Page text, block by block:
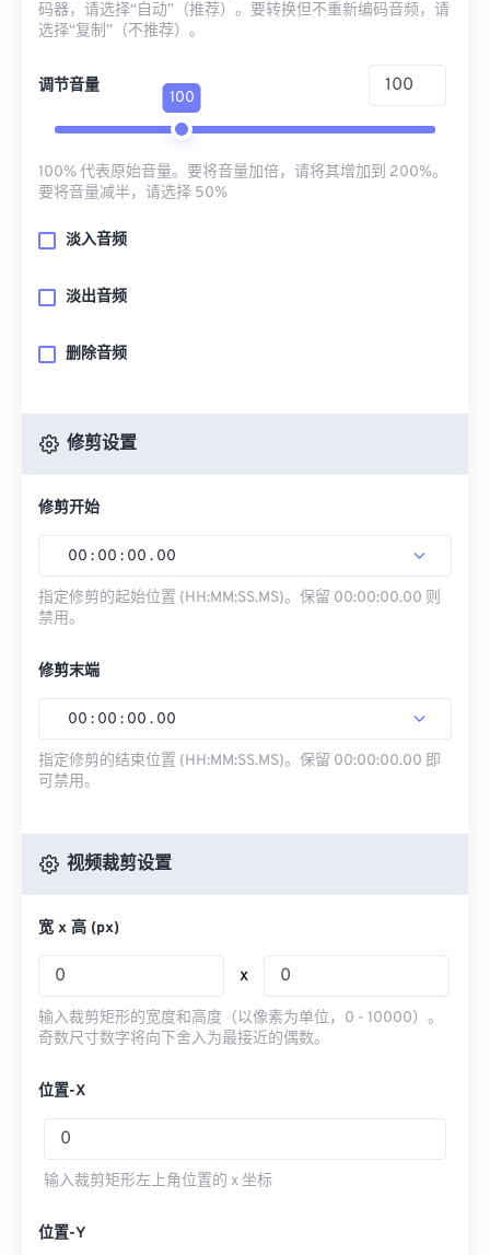
码器，请选择“自动”（推荐）。要转换但不重新编码音频，请
选择“复制”（不推荐）。
调节音量
100
100% 代表原始音量。要将音量加倍，请将其增加到 200%。
要将音量减半，请选择 50%
淡入音频
淡出音频
删除音频
修剪设置
修剪开始
00 : 00 : 00 . 00
指定修剪的起始位置 (HH:MM:SS.MS)。保留 00:00:00.00 则
禁用。
修剪末端
00 : 00 : 00 . 00
指定修剪的结束位置 (HH:MM:SS.MS)。保留 00:00:00.00 即
可禁用。
视频裁剪设置
宽 x 高 (px)
x
输入裁剪矩形的宽度和高度（以像素为单位，0 - 10000）。
奇数尺寸数字将向下舍入为最接近的偶数。
位置-X
输入裁剪矩形左上角位置的 x 坐标
位置-Y